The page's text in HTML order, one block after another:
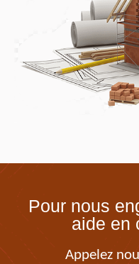
Pour nous
aide en
Appelez